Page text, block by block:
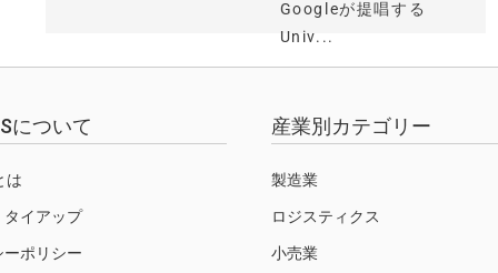
Googleが提唱する
Univ...
について
は
タイアップ
ポリシー
産業別カテゴリー
製造業
ロジスティクス
小売業